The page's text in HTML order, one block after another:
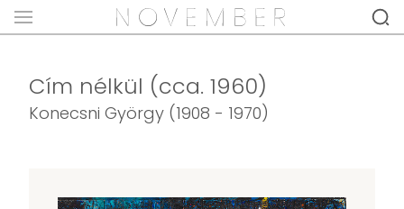
Cím nélkül (cca. 1960)
Konecsni György (1908 - 1970)